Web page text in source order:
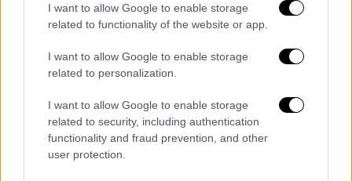
I want to allow Google to enable storage
related to functionality of the website or app.
I want to allow Google to enable storage
related to personalization.
I want to allow Google to enable storage
related to security, including authentication
functionality and fraud prevention, and other
user protection.
στέλεχος της δομής,προέβη σε ασελγείς
πράξεις εναντίον του.